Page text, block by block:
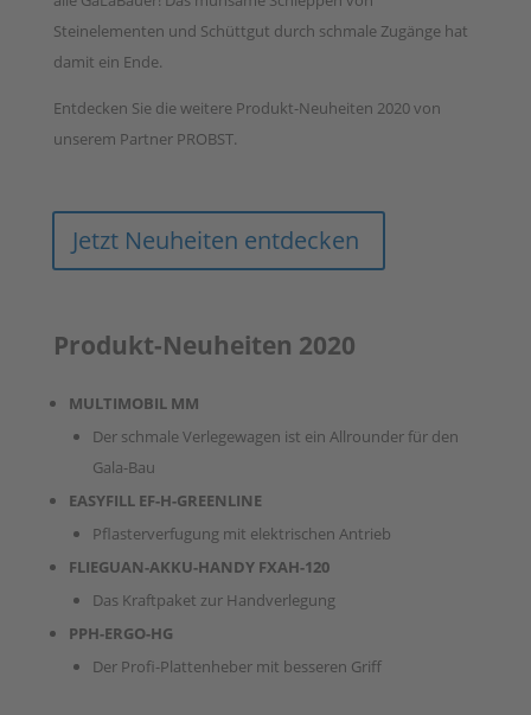
Steinelementen und Schüttgut durch schmale Zugänge hat
damit ein Ende.
Entdecken Sie die weitere Produkt-Neuheiten 2020 von
unserem Partner PROBST.
Jetzt Neuheiten entdecken
Produkt-Neuheiten 2020
MULTIMOBIL MM
Der schmale Verlegewagen ist ein Allrounder für den
Gala-Bau
EASYFILL EF-H-GREENLINE
Pflasterverfugung mit elektrischen Antrieb
FLIEGUAN-AKKU-HANDY FXAH-120
Das Kraftpaket zur Handverlegung
PPH-ERGO-HG
Der Profi-Plattenheber mit besseren Griff